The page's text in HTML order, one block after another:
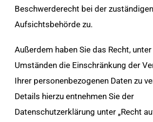
Beschwerderecht bei der zuständigen
Aufsichtsbehörde zu.
Außerdem haben Sie das Recht,
Umständen die Einschränkung der
Ihrer personenbezogenen Daten zu
Details hierzu entnehmen Sie der
Datenschutzerklärung unter „Recht